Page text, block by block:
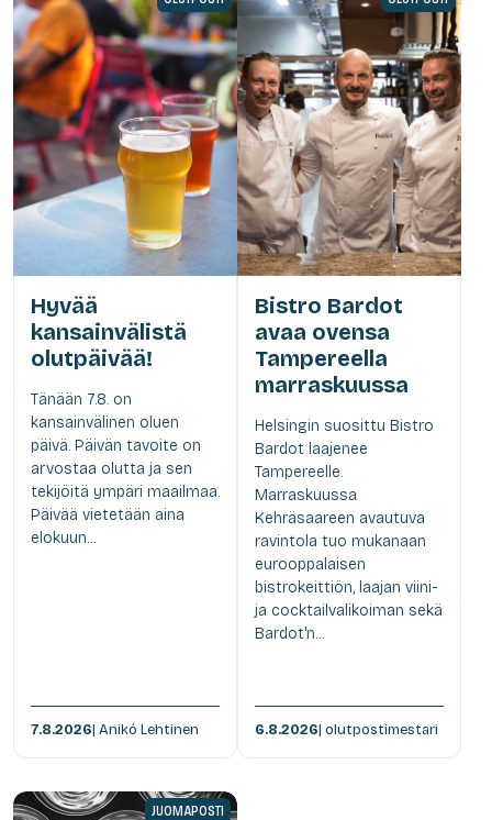
Hyvää
kansainvälistä
olutpäivää!
Tänään 7.8. on
kansainvälinen oluen
päivä. Päivän tavoite on
arvostaa olutta ja sen
tekijöitä ympäri maailmaa.
Päivää vietetään aina
elokuun...
7.8.2026| Anikó Lehtinen
Bistro Bardot
avaa ovensa
Tampereella
marraskuussa
Helsingin suosittu Bistro
Bardot laajenee
Tampereelle.
Marraskuussa
Kehräsaareen avautuva
ravintola tuo mukanaan
eurooppalaisen
bistrokeittiön, laajan viini-
ja cocktailvalikoiman sekä
Bardot'n...
6.8.2026| olutpostimestari
JUOMAPOSTI